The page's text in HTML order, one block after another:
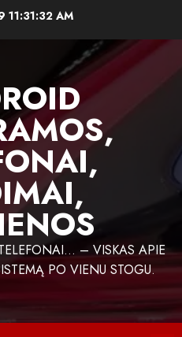
11:31:33 AM
– VISKAS APIE
PO VIENU STOGU.